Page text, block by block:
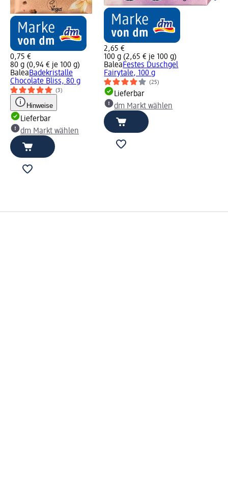
0,75 €
80 g (0,94 € je 100 g)
BaleaBadekristalle
Chocolate Bliss, 80 g
(3)
Hinweise
Lieferbar
dm Markt wählen
2,65 €
100 g (2,65 € je 100 g)
BaleaFestes Duschgel
Fairytale, 100 g
(25)
Lieferbar
dm Markt wählen